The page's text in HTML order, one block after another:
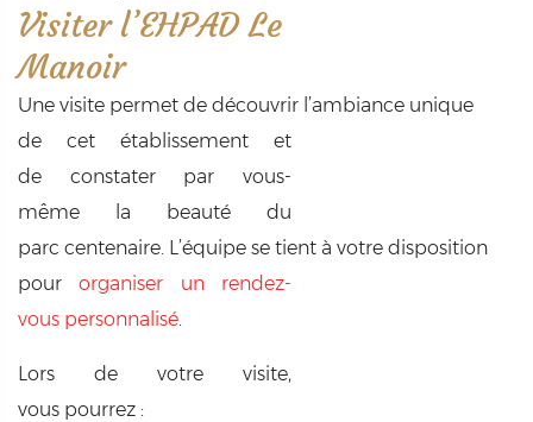
Visiter l’EHPAD Le
Manoir
Une visite permet de découvrir l’ambiance unique
de cet établissement et
de constater par vous-
même la beauté du
parc centenaire. L’équipe se tient à votre disposition
pourorganiser un rendez-
vous personnalisé
Lors de votre visite,
vous pourrez :